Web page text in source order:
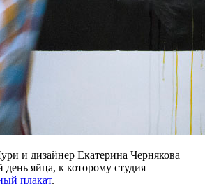
и дизайнер Екатерина Чернякова
яйца, к которому студия
плакат.